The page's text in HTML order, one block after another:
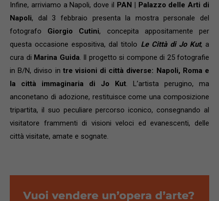
Infine, arriviamo a Napoli, dove il PAN | Palazzo delle Arti di
Napoli, dal 3 febbraio presenta la mostra personale del
fotografo Giorgio Cutini, concepita appositamente per
questa occasione espositiva, dal titolo Le Città di Jo Kut, a
cura di Marina Guida. Il progetto si compone di 25 fotografie
in B/N, diviso in tre visioni di città diverse: Napoli, Roma e
la città immaginaria di Jo Kut. L’artista perugino, ma
anconetano di adozione, restituisce come una composizione
tripartita, il suo peculiare percorso iconico, consegnando al
visitatore frammenti di visioni veloci ed evanescenti, delle
città visitate, amate e sognate.